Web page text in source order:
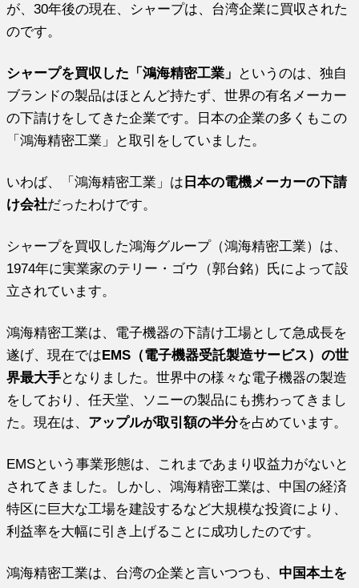
が、30年後の現在、シャープは、台湾企業に買収された
のです。
シャープを買収した「鴻海精密工業」
というのは、独自
ブランドの製品はほとんど持たず、世界の有名メーカー
の下請けをしてきた企業です。日本の企業の多くもこの
「鴻海精密工業」と取引をしていました。
いわば、「鴻海精密工業」は 日本の電機メーカーの下請
け会社だったわけです。
シャープを買収した鴻海グループ（鴻海精密工業）は、
1974年に実業家のテリー・ゴウ（郭台銘）氏によって設
立されています。
鴻海精密工業は、電子機器の下請け工場として急成長を
遂げ、現在ではEMS（電子機器受託製造サービス）の世
界最大手となりました。世界中の様々な電子機器の製造
をしており、任天堂、ソニーの製品にも携わってきまし
た。現在は、 アップルが取引額の半分を占めています。
EMSという事業形態は、これまであまり収益力がないと
されてきました。しかし、鴻海精密工業は、中国の経済
特区に巨大な工場を建設するなど大規模な投資により、
利益率を大幅に引き上げることに成功したのです。
鴻海精密工業は、台湾の企業と言いつつも、 中国本土を